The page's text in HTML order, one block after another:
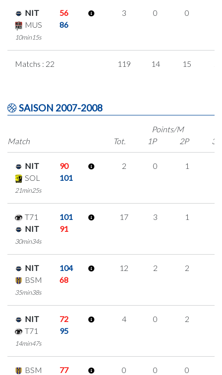
NIT
56
MUS
86
10min15s
3 0 0
Matchs : 22 119 14 15
SAISON 2007-2008
Match
Points/M
Tot.
1P 2P 3P
NIT
90
SOL
101
21min25s
2 0 1
T71
101
NIT
91
30min34s
17 3 1
NIT
104
BSM
68
35min38s
12 2 2
NIT
72
T71
95
14min47s
4 0 2
BSM
77
0 0 0